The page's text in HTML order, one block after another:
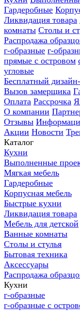
Гардеробные
Ликвидация товара
комнаты Столы и
Распродажа
г-образные г-
прямые с островом
угловые
Бесплатный
Вызов замерщика
Оплата Рассрочка
О компании
Отзывы
Акции Новости
Каталог
Кухни
Выполненные
Мягкая мебель
Гардеробные
Корпусная мебель
Быстрые кухни
Ликвидация товара
Мебель для детской
Ванные комнаты
Столы и стулья
Бытовая техника
Аксессуары
Распродажа
Кухни
г-образные
г-образные с